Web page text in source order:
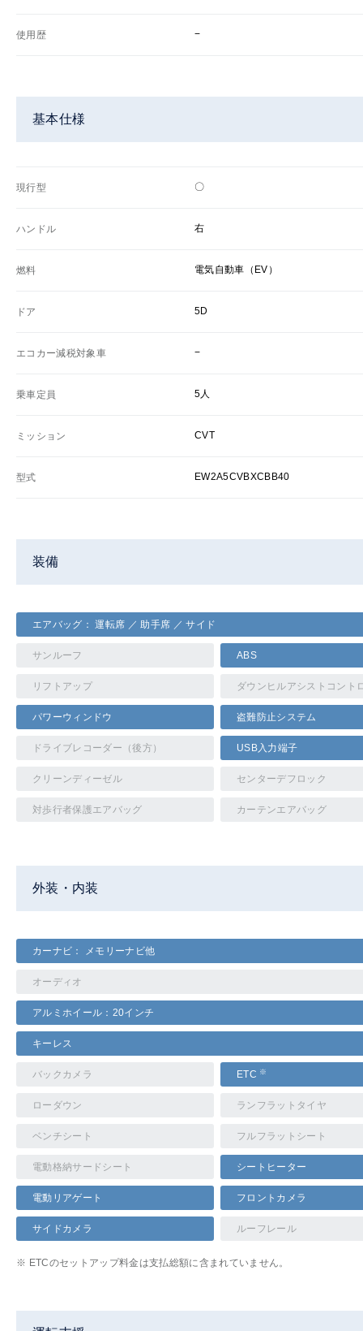
使用歴 −
基本仕様
現行型 〇
ハンドル 右
燃料 電気自動車（EV）
ドア 5D
エコカー減税対象車 −
乗車定員 5人
ミッション CVT
型式 EW2A5CVBXCBB40
装備
エアバッグ： 運転席 ／ 助手席 ／ サイド
サンルーフ ABS
リフトアップ ダウンヒルアシストコント
パワーウィンドウ 盗難防止システム
ドライブレコーダー（後方） USB入力端子
クリーンディーゼル センターデフロック
対歩行者保護エアバッグ カーテンエアバッグ
外装・内装
カーナビ： メモリーナビ他
オーディオ
アルミホイール：20インチ
キーレス
バックカメラ ETC ※
ローダウン ランフラットタイヤ
ベンチシート フルフラットシート
電動格納サードシート シートヒーター
電動リアゲート フロントカメラ
サイドカメラ ルーフレール
※ ETCのセットアップ料金は支払総額に含まれていません。